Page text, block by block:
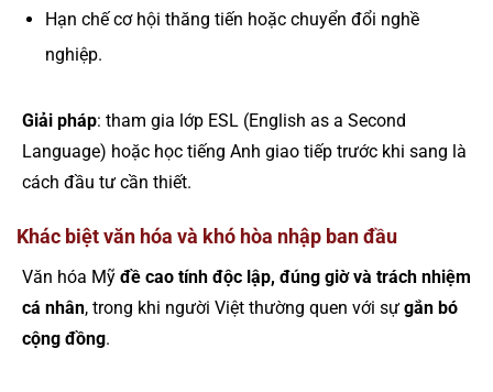
Hạn chế cơ hội thăng tiến hoặc chuyển đổi nghề
nghiệp.
Giải pháp: tham gia lớp ESL (English as a Second
Language) hoặc học tiếng Anh giao tiếp trước khi sang là
cách đầu tư cần thiết.
Khác biệt văn hóa và khó hòa nhập ban đầu
Văn hóa Mỹ đề cao tính độc lập, đúng giờ và trách nhiệm
cá nhân, trong khi người Việt thường quen với sự gắn bó
cộng đồng.